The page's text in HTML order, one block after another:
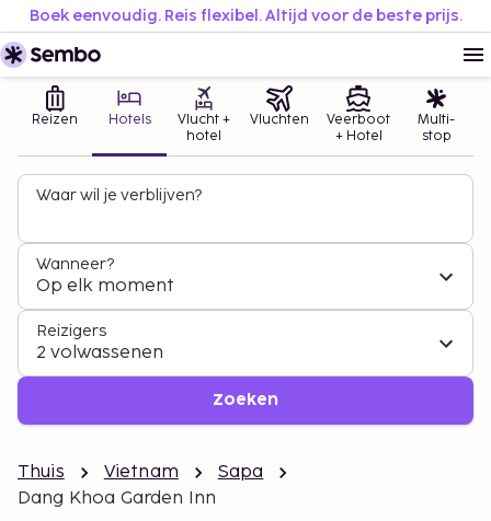
Boek eenvoudig. Reis flexibel. Altijd voor de beste prijs.
Reizen Hotels
Vlucht +
hotel
Vluchten
Veerboot
+ Hotel
Multi-
stop
Waar wil je verblijven?
Wanneer?
Op elk moment
Reizigers
2 volwassenen
Zoeken
Thuis Vietnam
Sapa
Dang Khoa Garden Inn